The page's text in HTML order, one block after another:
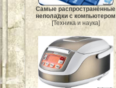
Самые распространённые
неполадки с компьютером
[Техника и наука]